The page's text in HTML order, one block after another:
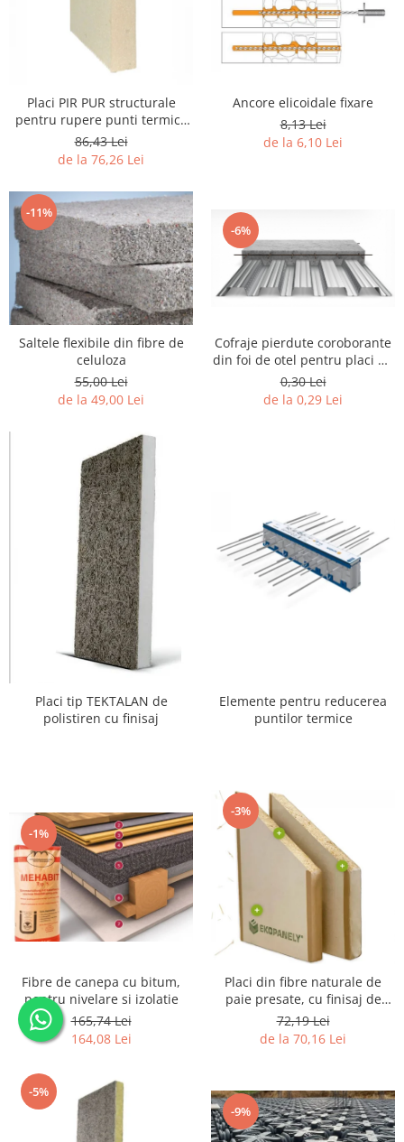
Placi PIR PUR structurale
pentru rupere punti termice
tamplarie
86,43 Lei
de la 76,26 Lei
Ancore elicoidale fixare
8,13 Lei
de la 6,10 Lei
-11%
Saltele flexibile din fibre de
celuloza
55,00 Lei
de la 49,00 Lei
-6%
Cofraje pierdute coroborante
din foi de otel pentru placi de
beton
0,30 Lei
de la 0,29 Lei
Placi tip TEKTALAN de
polistiren cu finisaj
Elemente pentru reducerea
puntilor termice
-1%
Fibre de canepa cu bitum,
pentru nivelare si izolatie
165,74 Lei
164,08 Lei
-3%
Placi din fibre naturale de
paie presate, cu finisaj de
carton
72,19 Lei
de la 70,16 Lei
-5%
-9%